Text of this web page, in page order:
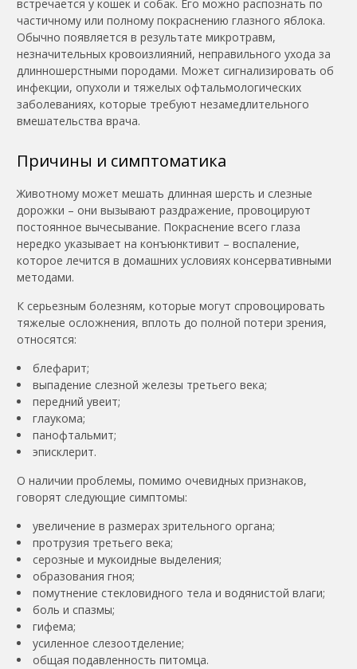
встречается у кошек и собак. Его можно распознать по
частичному или полному покраснению глазного яблока.
Обычно появляется в результате микротравм,
незначительных кровоизлияний, неправильного ухода за
длинношерстными породами. Может сигнализировать об
инфекции, опухоли и тяжелых офтальмологических
заболеваниях, которые требуют незамедлительного
вмешательства врача.
Причины и симптоматика
Животному может мешать длинная шерсть и слезные
дорожки – они вызывают раздражение, провоцируют
постоянное вычесывание. Покраснение всего глаза
нередко указывает на конъюнктивит – воспаление,
которое лечится в домашних условиях консервативными
методами.
К серьезным болезням, которые могут спровоцировать
тяжелые осложнения, вплоть до полной потери зрения,
относятся:
блефарит;
выпадение слезной железы третьего века;
передний увеит;
глаукома;
панофтальмит;
эписклерит.
О наличии проблемы, помимо очевидных признаков,
говорят следующие симптомы:
увеличение в размерах зрительного органа;
протрузия третьего века;
серозные и мукоидные выделения;
образования гноя;
помутнение стекловидного тела и водянистой влаги;
боль и спазмы;
гифема;
усиленное слезоотделение;
общая подавленность питомца.